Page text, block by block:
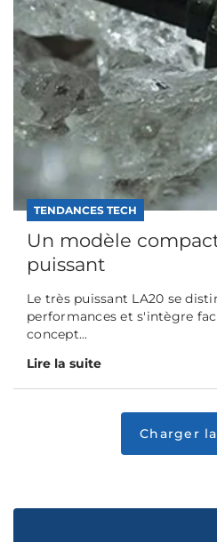
TENDANCES TECH
Un modèle
puissant
Le très puissant LA20 se
performances et s'intègre
concept...
Lire la suite